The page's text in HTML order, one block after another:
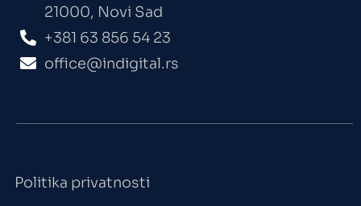
21000, Novi Sad
+381 63 856 54 23
office@indigital.rs
Politika privatnosti